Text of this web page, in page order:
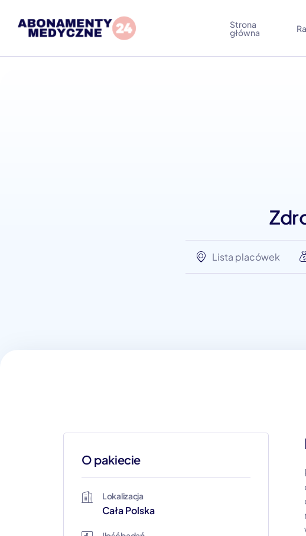
Strona
główna
Zdrowie Extra
Lista placówek
O pakiecie
Lokalizacja
Cała Polska